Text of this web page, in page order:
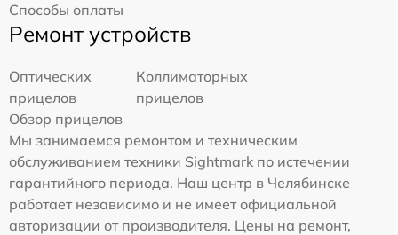
Способы оплаты
Ремонт устройств
Оптических
прицелов
Коллиматорных
прицелов
Обзор прицелов
Мы занимаемся ремонтом и техническим
обслуживанием техники Sightmark по истечении
гарантийного периода. Наш центр в Челябинске
работает независимо и не имеет официальной
авторизации от производителя. Цены на ремонт,